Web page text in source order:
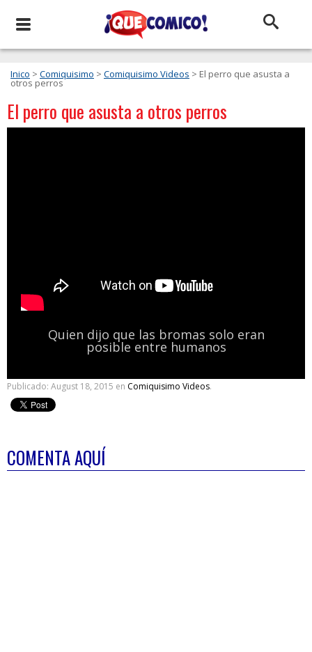
Inico > Comiquisimo > Comiquisimo Videos > El perro que asusta a
otros perros
El perro que asusta a otros perros
Quien dijo que las bromas solo eran
posible entre humanos
Publicado: August 18, 2015 en Comiquisimo Videos.
COMENTA AQUÍ